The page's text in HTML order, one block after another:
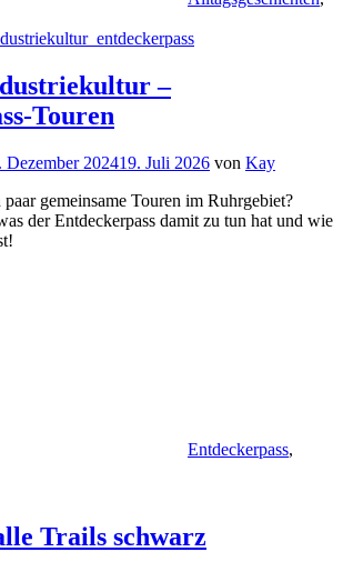
–
Touren
Dezember 202419. Juli 2026 von Kay
gemeinsame Touren im Ruhrgebiet?
der Entdeckerpass damit zu tun hat und wie
Entdeckerpass,
Trails schwarz